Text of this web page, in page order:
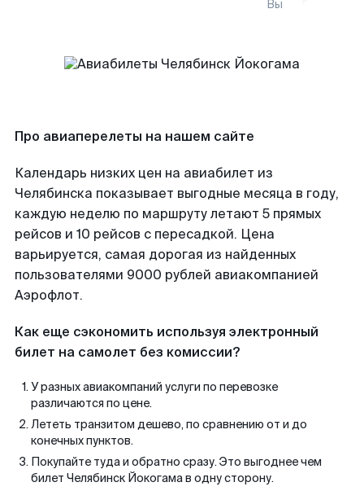
Вы
Про авиаперелеты на нашем сайте
Календарь низких цен на авиабилет из
Челябинска показывает выгодные месяца в году,
каждую неделю по маршруту летают 5 прямых
рейсов и 10 рейсов с пересадкой. Цена
варьируется, самая дорогая из найденных
пользователями 9000 рублей авиакомпанией
Аэрофлот.
Как еще сэкономить используя электронный
билет на самолет без комиссии?
У разных авиакомпаний услуги по перевозке
различаются по цене.
Лететь транзитом дешево, по сравнению от и до
конечных пунктов.
Покупайте туда и обратно сразу. Это выгоднее чем
билет Челябинск Йокогама в одну сторону.